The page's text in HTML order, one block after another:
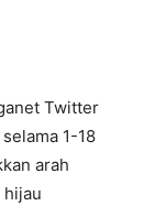
Twitter
1-18
arah
hijau